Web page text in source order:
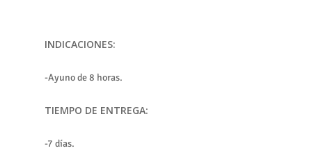
INDICACIONES:
-Ayuno de 8 horas.
TIEMPO DE ENTREGA:
-7 días.